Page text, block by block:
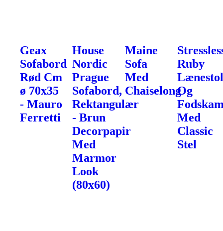
Geax
Sofabord
Rød Cm
ø 70x35
- Mauro
Ferretti
House
Nordic
Prague
Sofabord,
Rektangulær
- Brun
Decorpapir
Med
Marmor
Look
(80x60)
Maine
Sofa
Med
Chaiselong
Ruby
Og
Med
Classic
Stel